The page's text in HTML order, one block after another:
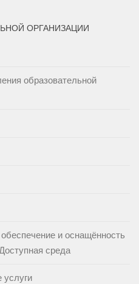
ОРГАНИЗАЦИИ
образовательной
и оснащённость
среда
услуги